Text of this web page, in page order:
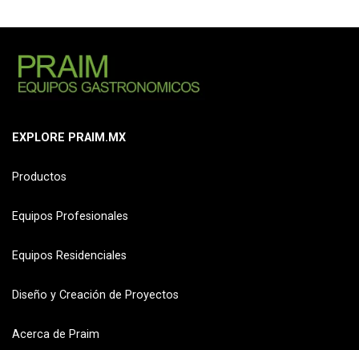
EXPLORE PRAIM.MX
Productos
Equipos Profesionales
Equipos Residenciales
Diseño y Creación de Proyectos
Acerca de Praim